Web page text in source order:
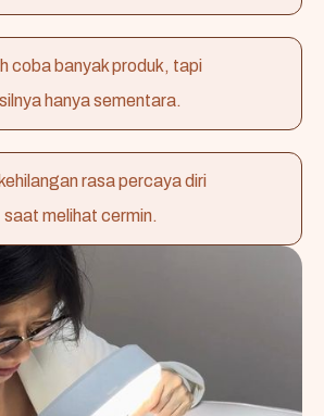
coba banyak produk, tapi
hanya sementara.
rasa percaya diri
saat melihat cermin.